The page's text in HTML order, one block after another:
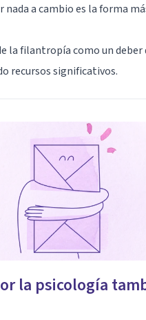
nada a cambio es la forma
la filantropía como un deber
recursos significativos.
la psicología